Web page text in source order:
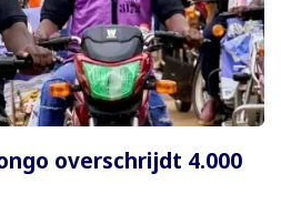
overschrijdt 4.000